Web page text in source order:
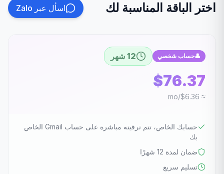
اختر الباقة المناسبة لك اسأل عبر Zalo
👤حساب شخصي 12 شهر
$76.37
≈ $6.36/mo
حسابك الخاص، تتم ترقيته مباشرة على حساب Gmail الخاص
بك
ضمان لمدة 12 شهرًا
تسليم سريع